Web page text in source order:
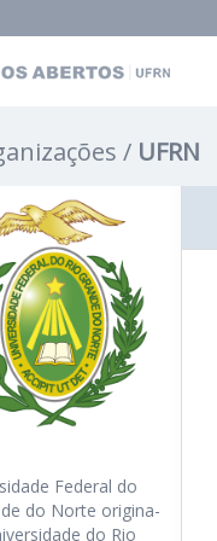
UFRN
Federal do
do Norte origina-
do Rio